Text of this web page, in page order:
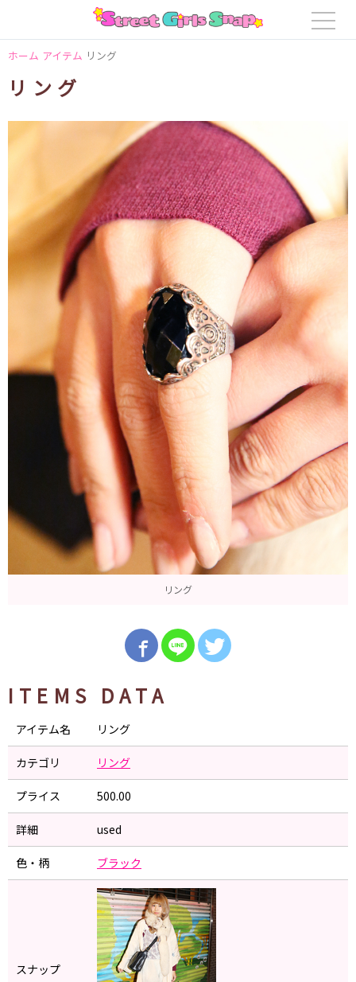
ホーム アイテム リング
リング
リング
ITEMS DATA
アイテム名 リング
カテゴリ リング
プライス 500.00
詳細 used
色・柄 ブラック
スナップ